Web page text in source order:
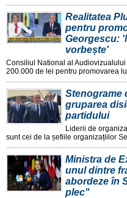
Realitatea
pentru
Georgescu:
vorbește'
Consiliul National al
200.000 de lei pentru promovarea
Stenograme
gruparea
partidului
Liderii de
sunt cei de la șefiile organizațiilor
Ministra de
unul dintre
abordeze în
plec"